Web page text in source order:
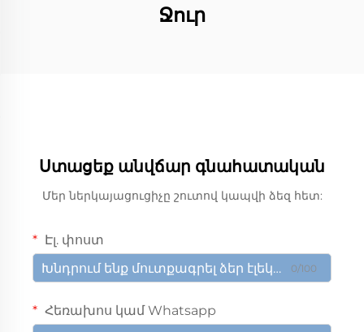
Ջուր
Ստացեք անվճար գնահատական
Մեր ներկայացուցիչը շուտով կապվի ձեզ հետ:
Էլ. փոստ
0/100
Հեռախոս կամ Whatsapp